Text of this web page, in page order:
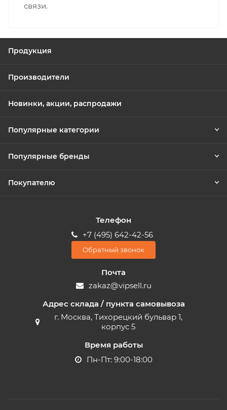
связи.
Продукция
Производители
Новинки, акции, распродажи
Популярные категории
Популярные бренды
Покупателю
Телефон
+7 (495) 642-42-56
Обратный звонок
Почта
zakaz@vipsell.ru
Адрес склада / пункта самовывоза
г. Москва, Тихорецкий бульвар 1,
корпус 5
Время работы
Пн-Пт: 9:00-18:00